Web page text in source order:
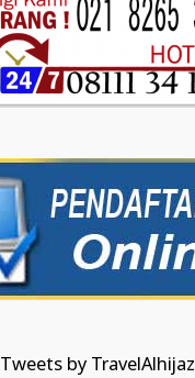
Tweets by TravelAlhijaz